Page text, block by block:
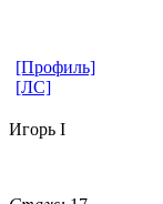
[Профиль]
[ЛС]
Игорь I